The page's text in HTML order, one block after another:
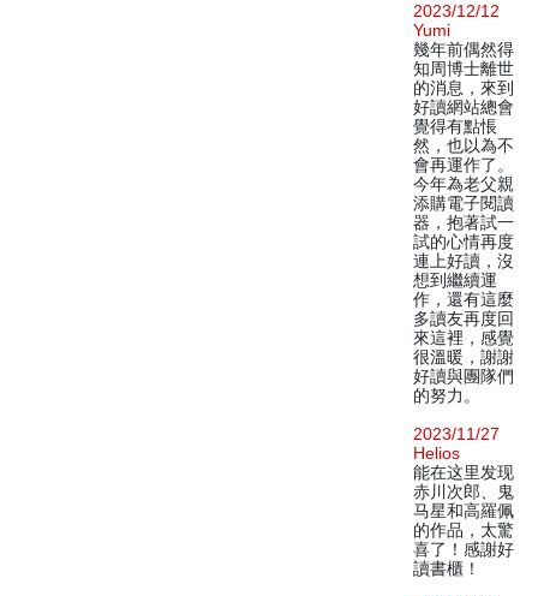
2023/12/12
Yumi
幾年前偶然得
知周博士離世
的消息，來到
好讀網站總會
覺得有點悵
然，也以為不
會再運作了。
今年為老父親
添購電子閱讀
器，抱著試一
試的心情再度
連上好讀，沒
想到繼續運
作，還有這麼
多讀友再度回
來這裡，感覺
很溫暖，謝謝
好讀與團隊們
的努力。
2023/11/27
Helios
能在这里发现
赤川次郎、鬼
马星和高羅佩
的作品，太驚
喜了！感謝好
讀書櫃！